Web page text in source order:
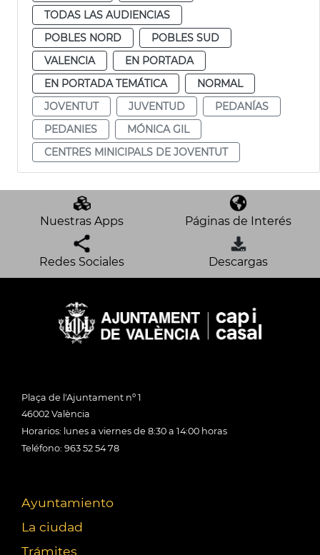
TODAS LAS AUDIENCIAS
POBLES NORD
POBLES SUD
VALENCIA
EN PORTADA
EN PORTADA TEMÁTICA
NORMAL
JOVENTUT
JUVENTUD
PEDANÍAS
PEDANIES
MÓNICA GIL
CENTRES MINICIPALS DE JOVENTUT
Nuestras Apps Páginas de Interés
Redes Sociales Descargas
Plaça de l'Ajuntament nº 1
46002 València
Horarios: lunes a viernes de 8:30 a 14:00 horas
Teléfono: 963 52 54 78
Ayuntamiento
La ciudad
Trámites